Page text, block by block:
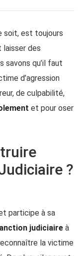
soit, est toujours
laisser des
savons qu’il faut
d’agression
de culpabilité,
et pour oser
?
participe à sa
judiciaire à
la victime